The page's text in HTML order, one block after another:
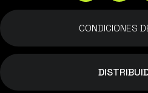
CONDICIONES